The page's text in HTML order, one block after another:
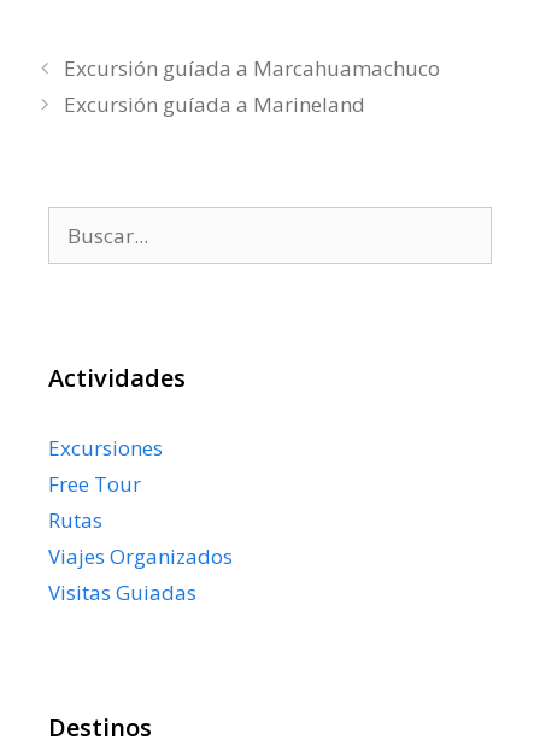
Excursión guíada a Marcahuamachuco
Excursión guíada a Marineland
Actividades
Excursiones
Free Tour
Rutas
Viajes Organizados
Visitas Guiadas
Destinos